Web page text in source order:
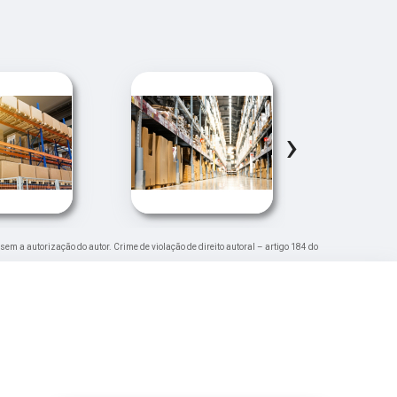
›
a autorização do autor. Crime de violação de direito autoral – artigo 184 do